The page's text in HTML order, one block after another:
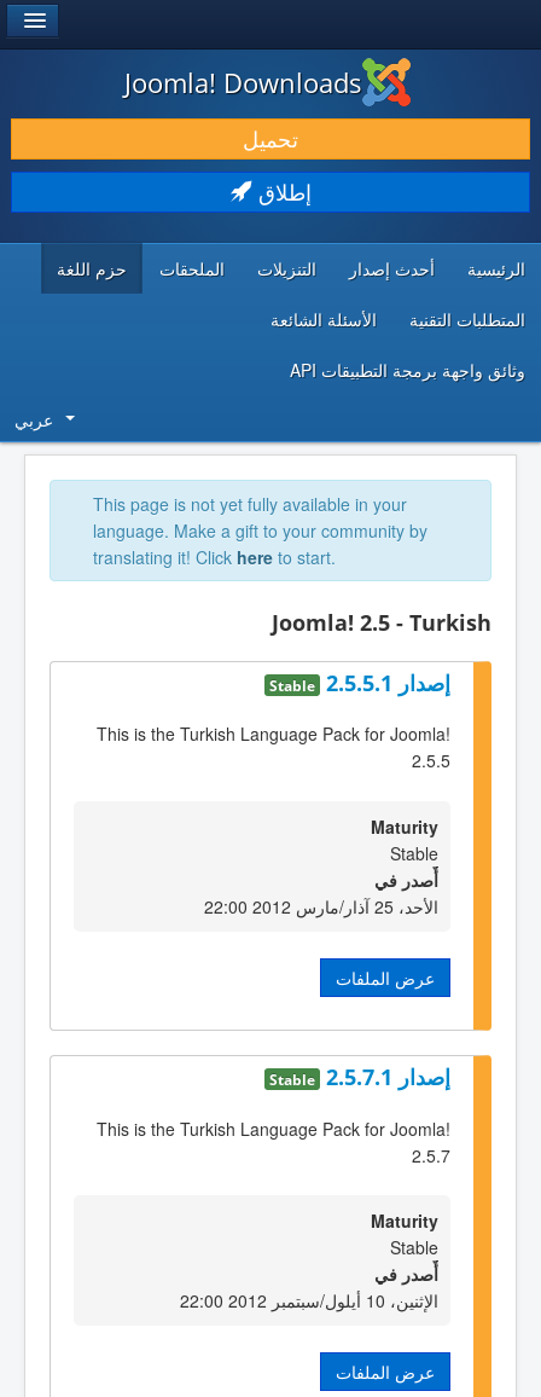
حمل & ومدد
اكتشف & تعلم
Joomla! Downloads
تحميل
إطلاق
الرئيسية أحدث إصدار التنزيلات الملحقات حزم اللغة
المتطلبات التقنية الأسئلة الشائعة
وثائق واجهة برمجة التطبيقات API
عربي
This page is not yet fully available in your
language. Make a gift to your community by
translating it! Click here to start.
Joomla! 2.5 - Turkish
إصدار 2.5.5.1 Stable
This is the Turkish Language Pack for Joomla!
2.5.5
Maturity
Stable
أٌصدر في
الأحد، 25 آذار/مارس 2012 22:00
عرض الملفات
إصدار 2.5.7.1 Stable
This is the Turkish Language Pack for Joomla!
2.5.7
Maturity
Stable
أٌصدر في
الإثنين، 10 أيلول/سبتمبر 2012 22:00
عرض الملفات